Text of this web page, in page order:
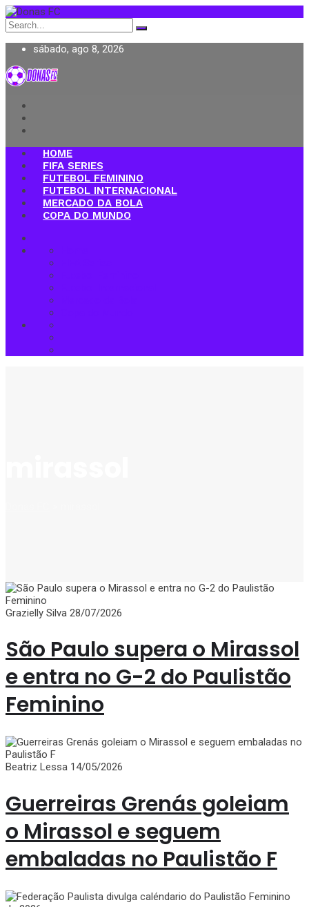
Search
for:
sábado, ago 8, 2026
Donas FC
HOME
FIFA SERIES
FUTEBOL FEMININO
FUTEBOL INTERNACIONAL
MERCADO DA BOLA
COPA DO MUNDO
Grazielly Silva 28/07/2026
São Paulo supera o Mirassol
e entra no G-2 do Paulistão
Feminino
Beatriz Lessa 14/05/2026
Guerreiras Grenás goleiam
o Mirassol e seguem
embaladas no Paulistão F